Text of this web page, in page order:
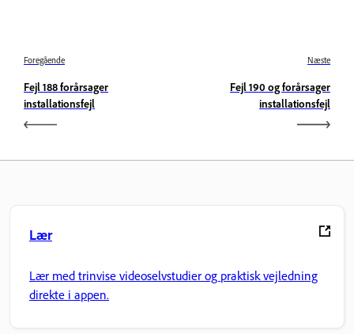
Foregående
Fejl 188 forårsager
installationsfejl
Næste
Fejl 190 og forårsager
installationsfejl
Lær
Lær med trinvise videoselvstudier og praktisk vejledning
direkte i appen.